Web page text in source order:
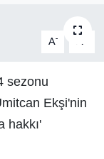
A- A
sezonu
Ekşi'nin
hakkı'